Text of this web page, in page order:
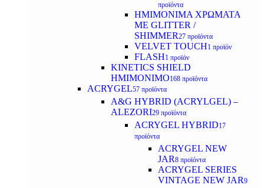
προϊόντα
ΗΜΙΜΟΝΙΜA ΧΡΩΜΑΤΑ
ΜΕ GLITTER /
SHIMMER27 προϊόντα
VELVET TOUCH1 προϊόν
FLASH1 προϊόν
KINETICS SHIELD
ΗΜΙΜΟΝΙΜΟ168 προϊόντα
ACRYGEL57 προϊόντα
A&G HYBRID (ACRYLGEL) –
ALEZORI29 προϊόντα
ACRYGEL HYBRID17
προϊόντα
ACRYGEL NEW
JAR8 προϊόντα
ACRYGEL SERIES
VINTAGE NEW JAR9